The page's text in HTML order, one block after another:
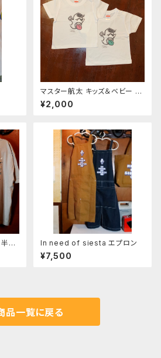
マスター航太 キッズ＆ベビー T
シャツ
¥2,000
袖
In need of siesta エプロン
¥7,500
品一覧に戻る